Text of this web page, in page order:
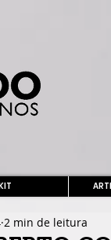
2 min de leitura